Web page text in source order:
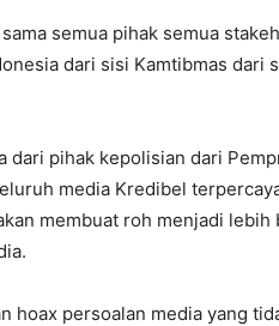
semua pihak semua
dari sisi Kamtibmas dari
pihak kepolisian dari
media Kredibel
membuat roh menjadi
hoax persoalan media yang